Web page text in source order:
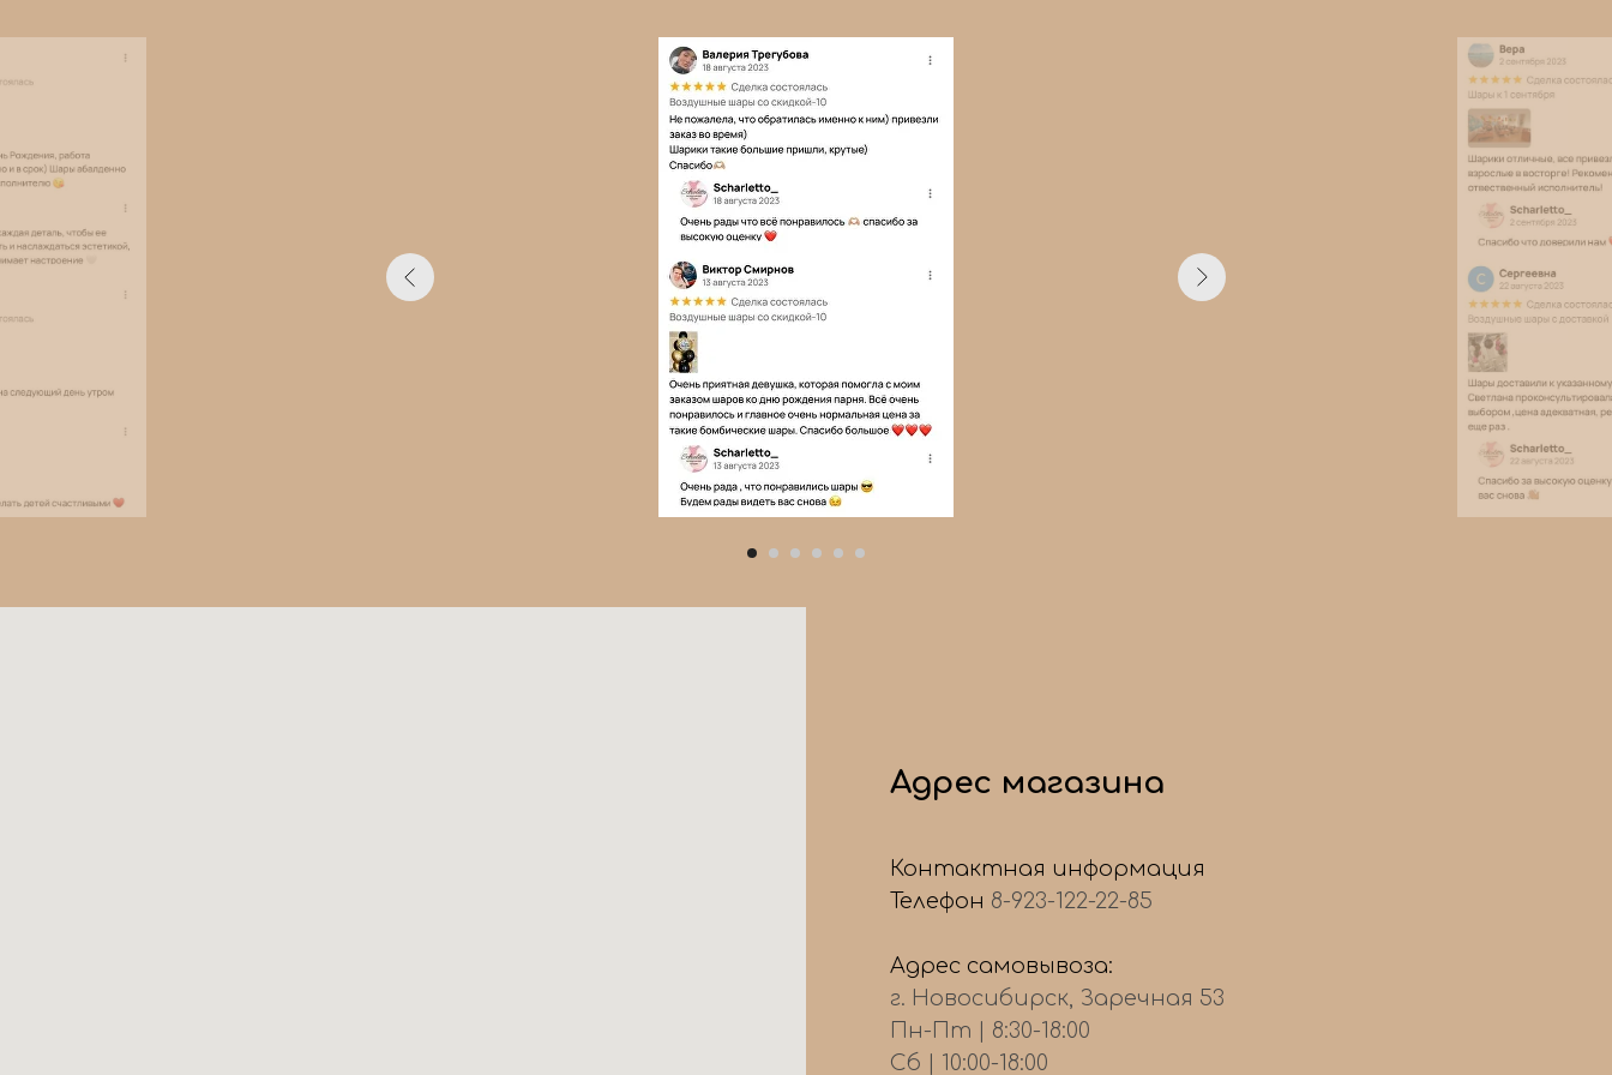
Адрес магазина
Контактная информация
Телефон 8-923-122-22-85
Адрес самовывоза:
г. Новосибирск, Заречная 53
Пн-Пт | 8:30-18:00
Сб | 10:00-18:00